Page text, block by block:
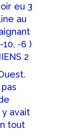
eu 3
au
10, -6 )
2
avait
tout